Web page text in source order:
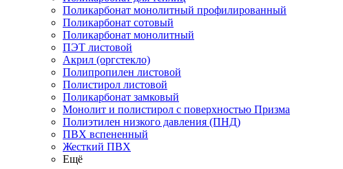
Поликарбонат монолитный профилированный
Поликарбонат сотовый
Поликарбонат монолитный
ПЭТ листовой
Акрил (оргстекло)
Полипропилен листовой
Полистирол листовой
Поликарбонат замковый
Монолит и полистирол с поверхностью Призма
Полиэтилен низкого давления (ПНД)
ПВХ вспененный
Жесткий ПВХ
Ещё